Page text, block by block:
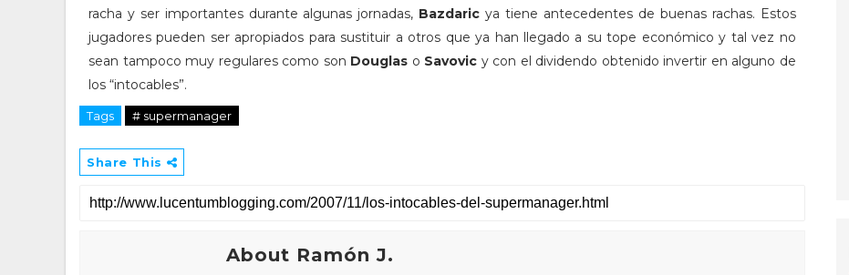
racha y ser importantes durante algunas jornadas, Bazdaric ya tiene antecedentes de buenas rachas. Estos
jugadores pueden ser apropiados para sustituir a otros que ya han llegado a su tope económico y tal vez no
sean tampoco muy regulares como son Douglas o Savovic y con el dividendo obtenido invertir en alguno de
los “intocables”.
Tags # supermanager
Share This
About Ramón J.